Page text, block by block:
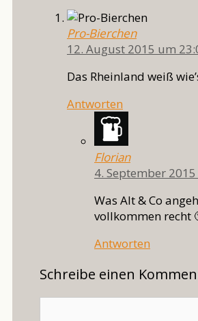
Pro-Bierchen
12. August 2015 um
Das Rheinland weiß
Antworten
Florian
4. September
Was Alt & Co
vollkommen recht
Antworten
Schreibe einen